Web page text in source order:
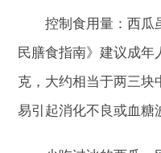
控制食用量：西瓜
民膳食指南》建议成年
克，大约相当于两三块
易引起消化不良或血糖